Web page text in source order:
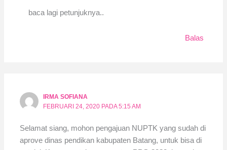
baca lagi petunjuknya..
Balas
IRMA SOFIANA
FEBRUARI 24, 2020 PADA 5:15 AM
Selamat siang, mohon pengajuan NUPTK yang sudah di
aprove dinas pendikan kabupaten Batang, untuk bisa di